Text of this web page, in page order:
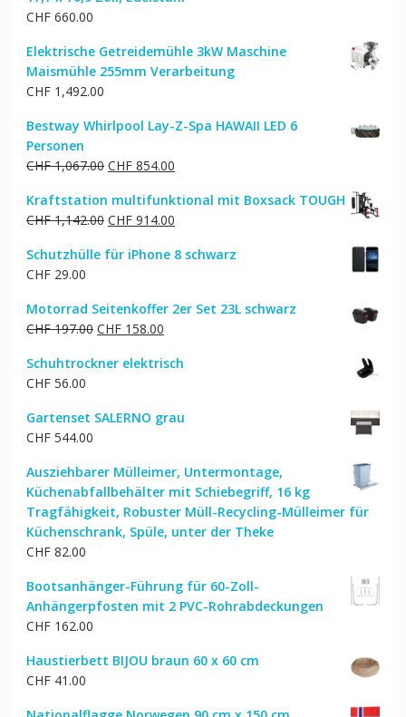
CHF660.00
Elektrische Getreidemühle 3kW Maschine
Maismühle 255mm Verarbeitung
CHF1,492.00
Bestway Whirlpool Lay-Z-Spa HAWAII LED 6
Personen
CHF1,067.00 Ursprünglicher
war:
CHF 1,067.00
CHF854.00Aktueller
ist:
CHF 854.00.
Kraftstation multifunktional mit Boxsack TOUGH
CHF1,142.00 Ursprünglicher
war:
CHF914.00Aktueller
ist:
Schutzhülle für iPhone 8 schwarz
CHF29.00
Motorrad Seitenkoffer 2er Set 23L schwarz
CHF197.00 Ursprünglicher
war:
CHF158.00Aktueller
ist:
Schuhtrockner elektrisch
CHF56.00
Gartenset SALERNO grau
CHF544.00
Ausziehbarer Mülleimer, Untermontage,
Küchenabfallbehälter mit Schiebegriff, 16 kg
Tragfähigkeit, Robuster Müll-Recycling-Mülleimer für
Küchenschrank, Spüle, unter der Theke
CHF82.00
Bootsanhänger-Führung für 60-Zoll-
Anhängerpfosten mit 2 PVC-Rohrabdeckungen
CHF162.00
Haustierbett BIJOU braun 60 x 60 cm
CHF41.00